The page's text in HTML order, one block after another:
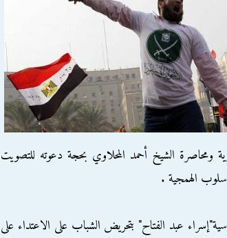
ومحاصرة الشيخ أحمد المحلاوي بحجة دعوته للتصويت
الهمجية .
عبد الفتاح" بتحريض الشباب على الاعتداء على